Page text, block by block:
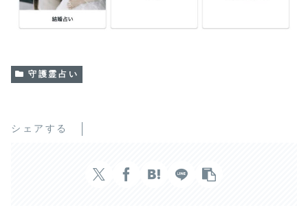
守護霊占い
シェアする